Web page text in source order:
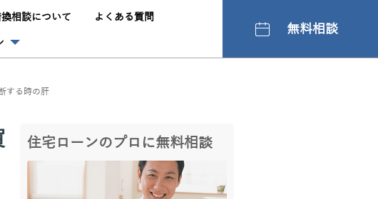
相談について よくある質問
無料相談
する時の肝
住宅ローンのプロに無料相談